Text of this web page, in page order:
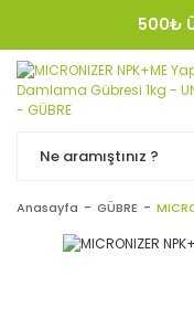
500₺
Anasayfa GÜBRE